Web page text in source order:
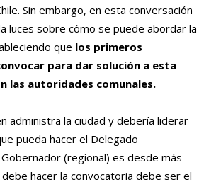
Sin embargo, en esta conversación
luces sobre cómo se puede abordar la
que los primeros
para dar solución a esta
las autoridades comunales.
administra la ciudad y debería liderar
pueda hacer el Delegado
(regional) es desde más
hacer la convocatoria debe ser el